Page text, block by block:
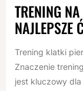
TRENING
NAJLEPSZE
Trening klatki
Znaczenie
jest kluczowy